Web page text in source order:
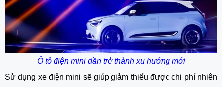
Ô tô điện mini dần trở thành xu hướng mới
Sử dụng xe điện mini sẽ giúp giảm thiểu được chi phí nhiên